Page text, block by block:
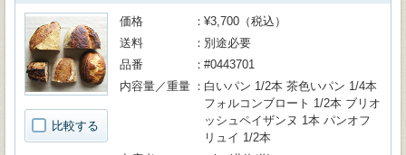
比較する
価格
¥3,700（税込）
送料
別途必要
品番
#0443701
内容量／重量
白いパン 1/2本 茶色いパン 1/4本
フォルコンブロート 1/2本 ブリオ
ッシュペイザンヌ 1本 パンオフ
リュイ 1/2本